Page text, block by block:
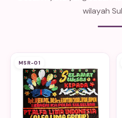
wilayah
MSR-01